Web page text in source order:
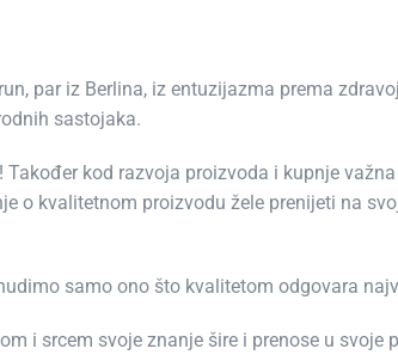
par iz Berlina, iz entuzijazma prema
sastojaka.
Također kod razvoja proizvoda i kupnje
o kvalitetnom proizvodu žele prenijeti na
samo ono što kvalitetom odgovara
i srcem svoje znanje šire i prenose u